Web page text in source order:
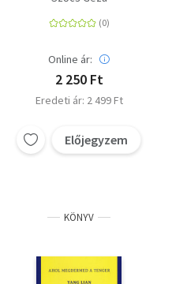
Online ár:
2 250 Ft
Eredeti ár: 2 499 Ft
Előjegyzem
KÖNYV